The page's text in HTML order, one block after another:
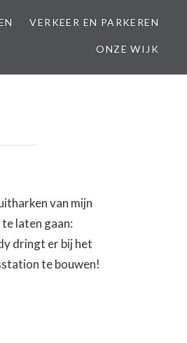
VERKEER EN PARKEREN
ONZE WIJK
van mijn
laten gaan:
dringt er bij het
te bouwen!